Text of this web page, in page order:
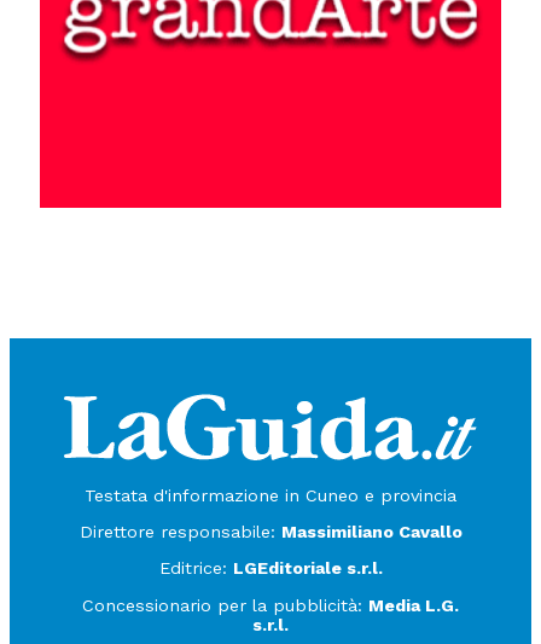
Testata d'informazione in Cuneo e provincia
Direttore responsabile: Massimiliano Cavallo
Editrice: LGEditoriale s.r.l.
Concessionario per la pubblicità: Media L.G.
s.r.l.